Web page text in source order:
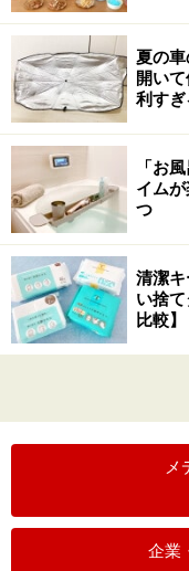
夏の
開い
利すぎ
「お
イム
つ
清潔
い捨
比較】
メ
企業